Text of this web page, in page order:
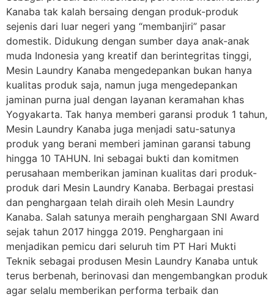
Kanaba tak kalah bersaing dengan produk-produk
sejenis dari luar negeri yang “membanjiri” pasar
domestik. Didukung dengan sumber daya anak-anak
muda Indonesia yang kreatif dan berintegritas tinggi,
Mesin Laundry Kanaba mengedepankan bukan hanya
kualitas produk saja, namun juga mengedepankan
jaminan purna jual dengan layanan keramahan khas
Yogyakarta. Tak hanya memberi garansi produk 1 tahun,
Mesin Laundry Kanaba juga menjadi satu-satunya
produk yang berani memberi jaminan garansi tabung
hingga 10 TAHUN. Ini sebagai bukti dan komitmen
perusahaan memberikan jaminan kualitas dari produk-
produk dari Mesin Laundry Kanaba. Berbagai prestasi
dan penghargaan telah diraih oleh Mesin Laundry
Kanaba. Salah satunya meraih penghargaan SNI Award
sejak tahun 2017 hingga 2019. Penghargaan ini
menjadikan pemicu dari seluruh tim PT Hari Mukti
Teknik sebagai produsen Mesin Laundry Kanaba untuk
terus berbenah, berinovasi dan mengembangkan produk
agar selalu memberikan performa terbaik dan